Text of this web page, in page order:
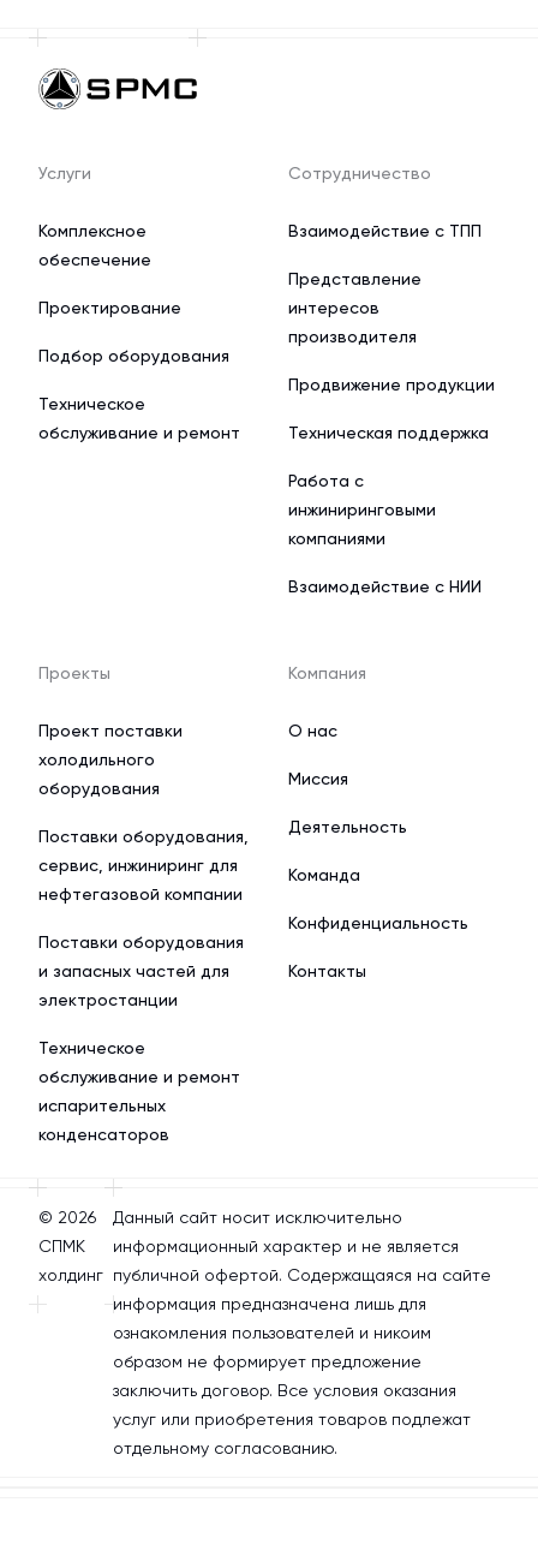
Услуги
Комплексное
обеспечение
Проектирование
Подбор оборудования
Техническое
обслуживание и ремонт
Сотрудничество
Взаимодействие с ТПП
Представление
интересов
производителя
Продвижение продукции
Техническая поддержка
Работа с
инжиниринговыми
компаниями
Взаимодействие с НИИ
Проекты
Проект поставки
холодильного
оборудования
Поставки оборудования,
сервис, инжиниринг для
нефтегазовой компании
Поставки оборудования
и запасных частей для
электростанции
Техническое
обслуживание и ремонт
испарительных
конденсаторов
Компания
О нас
Миссия
Деятельность
Команда
Конфиденциальность
Контакты
© 2026
СПМК
холдинг
Данный сайт носит исключительно
информационный характер и не является
публичной офертой. Содержащаяся на сайте
информация предназначена лишь для
ознакомления пользователей и никоим
образом не формирует предложение
заключить договор. Все условия оказания
услуг или приобретения товаров подлежат
отдельному согласованию.